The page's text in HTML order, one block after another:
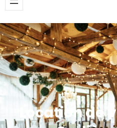
Location de